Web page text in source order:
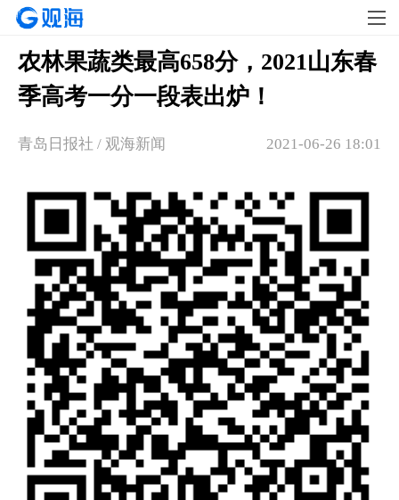
农林果蔬类最高658分，2021山东春
季高考一分一段表出炉！
2021-06-26 18:01
青岛日报社 / 观海新闻